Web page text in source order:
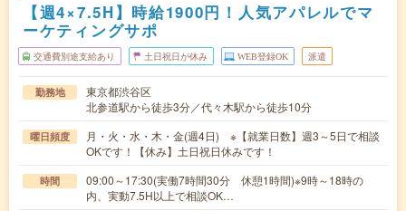
【週4×7.5H】時給1900円！人気アパレルでマ
ーケティングサポ
交通費別途支給あり 土日祝日が休み WEB登録OK 派遣
勤務地
東京都渋谷区
北参道駅から徒歩3分／代々木駅から徒歩10分
曜日頻度
月・火・水・木・金(週4日) ※【就業日数】週3～5日で相談
OKです！【休み】土日祝日休みです！
時間
09:00～17:30(実働7時間30分 休憩1時間)※9時～18時の
内、実動7.5H以上で相談OK…